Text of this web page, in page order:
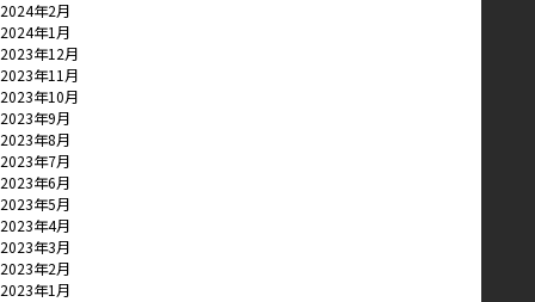
2024年2月
2024年1月
2023年12月
2023年11月
2023年10月
2023年9月
2023年8月
2023年7月
2023年6月
2023年5月
2023年4月
2023年3月
2023年2月
2023年1月